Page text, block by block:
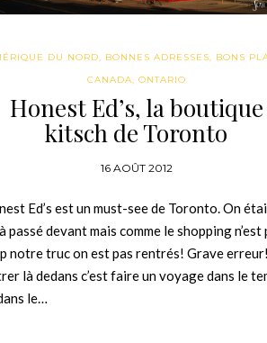
DU NORD, BONNES ADRESSES, BONS
CANADA, ONTARIO
Honest Ed’s, la boutique
kitsch de Toronto
16 AOÛT 2012
Ed’s est un must-see de Toronto. On
passé devant mais comme le shopping n’est
notre truc on est pas rentrés! Grave
là dedans c’est faire un voyage dans le
le…